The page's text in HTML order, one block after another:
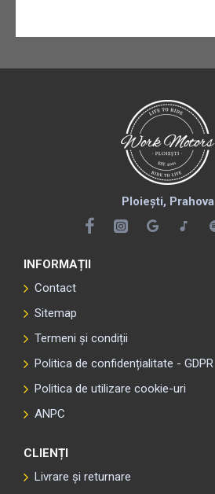
Ploiești, Prahova
INFORMAȚII
Contact
Sitemap
Termeni și condiții
Politica de confidențialitate - GDPR
Politica de utilizare cookie-uri
ANPC
CLIENȚI
Livrare și returnare